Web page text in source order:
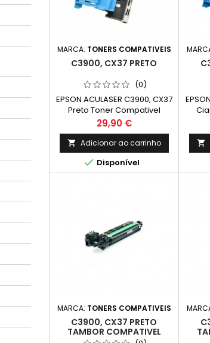
MARCA: TONERS COMPATIVEIS
C3900, CX37 PRETO
(0)
EPSON ACULASER C3900, CX37
Preto Toner Compativel
C13S050593 Capacidade.
6.000k
Preço
29,90 €
 Adicionar ao carrinho
 Disponível

MARCA: TONERS COMPATIVEIS
C3900, CX37 PRETO
TAMBOR COMPATIVEL